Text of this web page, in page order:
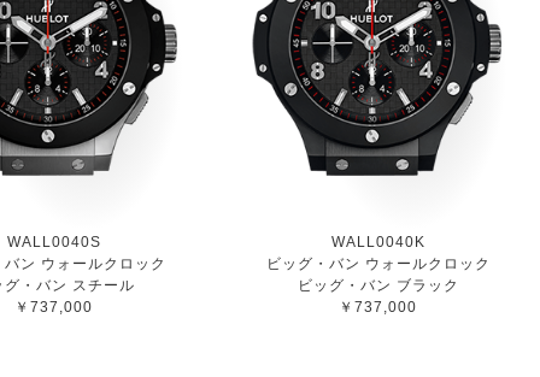
WALL0040S
バン ウォールクロック
グ・バン スチール
￥737,000
WALL0040K
ビッグ・バン ウォールクロック
ビッグ・バン ブラック
￥737,000